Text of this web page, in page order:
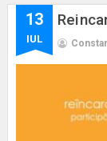
13
IUL